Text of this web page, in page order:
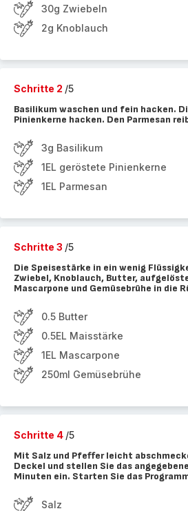
30g Zwiebeln
2g Knoblauch
Schritte 2 /5
Basilikum waschen und fein hacken.
Pinienkerne hacken. Den Parmesan
3g Basilikum
1EL geröstete Pinienkerne
1EL Parmesan
Schritte 3 /5
Die Speisestärke in ein wenig
Zwiebel, Knoblauch, Butter,
Mascarpone und Gemüsebrühe in die
0.5 Butter
0.5EL Maisstärke
1EL Mascarpone
250ml Gemüsebrühe
Schritte 4 /5
Mit Salz und Pfeffer leicht
Deckel und stellen Sie das
Minuten ein. Starten Sie das
Salz